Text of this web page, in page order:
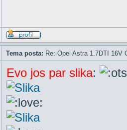
Tema posta: Re: Opel Astra 1.7DTI 16V
Evo jos par slika: